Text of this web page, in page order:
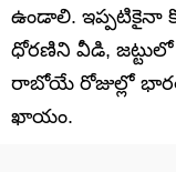
ఉండాలి. ఇప్పటికైనా
ధోరణిని వీడి,
రాబోయే రోజుల్లో భారత
ఖాయం.